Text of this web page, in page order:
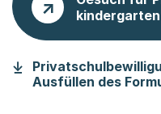
Ausfüllen des